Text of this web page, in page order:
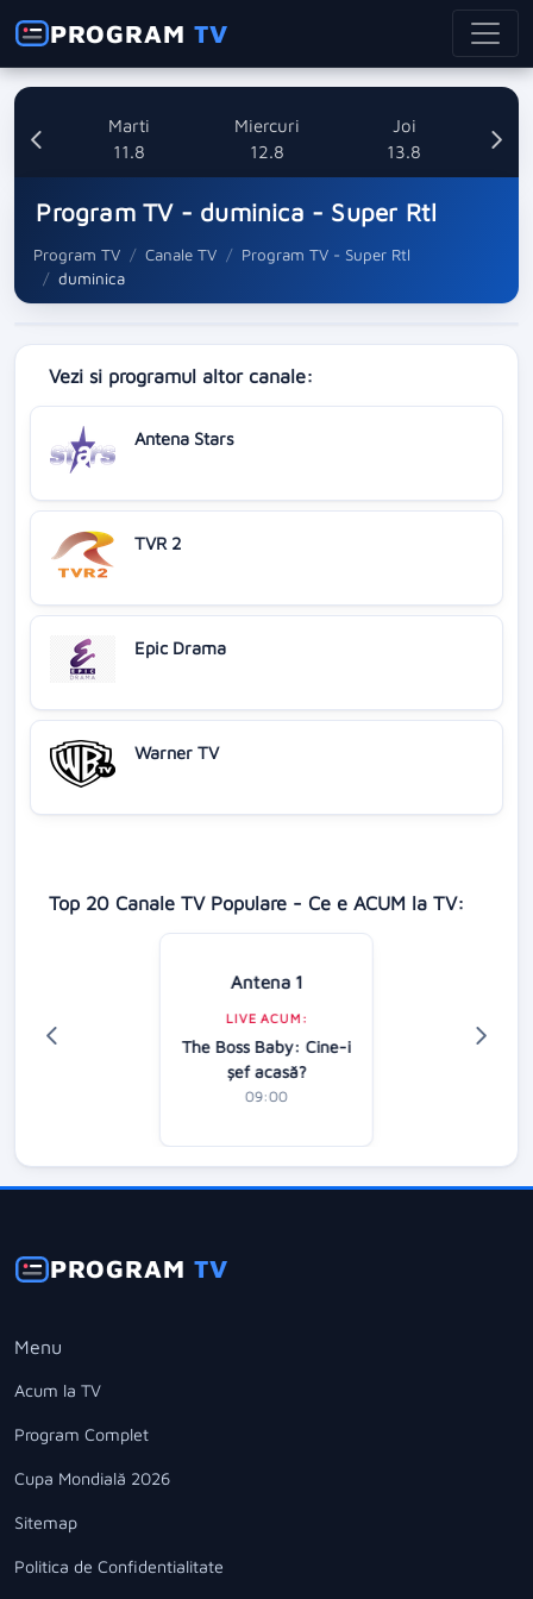
PROGRAMTV
Marti
11.8
Miercuri
12.8
Joi
13.8
Program TV - duminica - Super Rtl
Program TV Canale TV
Program TV - Super Rtl
duminica
Vezi si programul altor canale:
Antena Stars
TVR 2
Epic Drama
Warner TV
Top 20 Canale TV Populare - Ce e ACUM la TV:
Antena 1
LIVE ACUM:
The Boss Baby: Cine-i
şef acasă?
09:00
PROGRAMTV
Menu
Acum la TV
Program Complet
Cupa Mondială 2026
Sitemap
Politica de Confidentialitate